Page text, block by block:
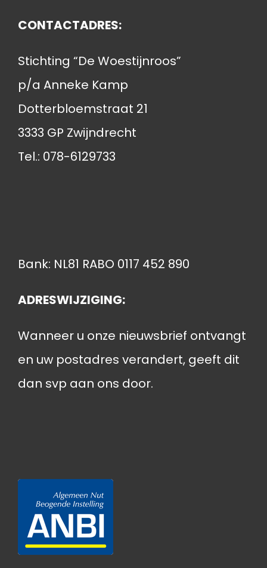
CONTACTADRES:
Stichting “De Woestijnroos”
p/a Anneke Kamp
Dotterbloemstraat 21
3333 GP Zwijndrecht
Tel.: 078-6129733
Bank: NL81 RABO 0117 452 890
ADRESWIJZIGING:
Wanneer u onze nieuwsbrief ontvangt
en uw postadres verandert, geeft dit
dan svp aan ons door.